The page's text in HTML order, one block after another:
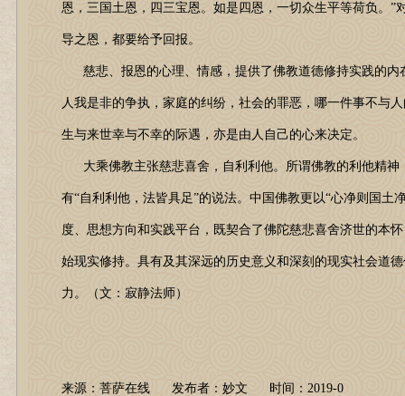
恩，三国土恩，四三宝恩。如是四恩，一切众生平等荷负。
导之恩，都要给予回报。
慈悲、报恩的心理、情感，提供了佛教道德修持实践的内
人我是非的争执，家庭的纠纷，社会的罪恶，哪一件事不与
生与来世幸与不幸的际遇，亦是由人自己的心来决定。
大乘佛教主张慈悲喜舍，自利利他。所谓佛教的利他精神
有“自利利他，法皆具足”的说法。中国佛教更以“心净则国土
度、思想方向和实践平台，既契合了佛陀慈悲喜舍济世的本
始现实修持。具有及其深远的历史意义和深刻的现实社会道
力。（文：寂静法师）
来源：菩萨在线 发布者：妙文 时间：2019-0